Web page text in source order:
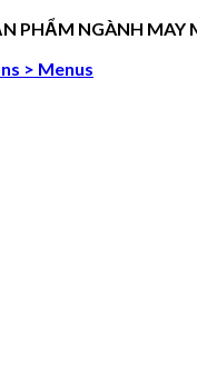
PHẨM NGÀNH MAY
> Menus